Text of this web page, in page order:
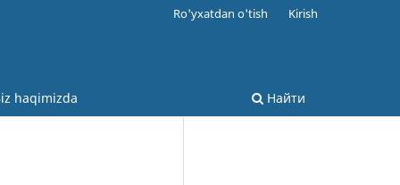
haqimizda Найти
Ro'yxatdan o'tish Kirish